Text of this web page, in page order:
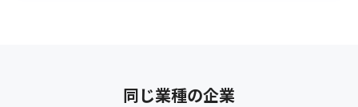
同じ業種の企業